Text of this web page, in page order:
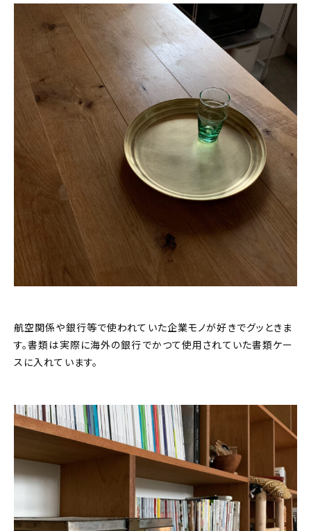
航空関係や銀行等で使われていた企業モノが好きでグッときま
す。書類は実際に海外の銀行でかつて使用されていた書類ケー
スに入れています。